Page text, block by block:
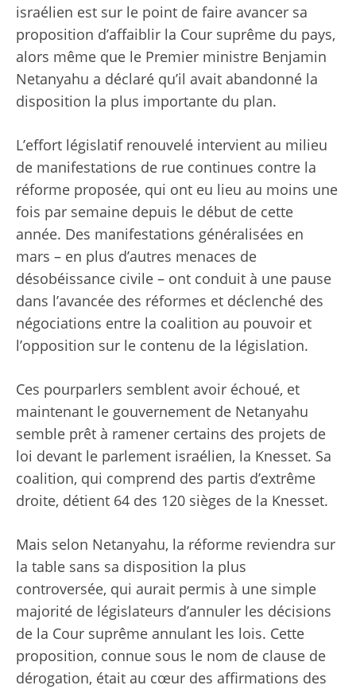
israélien est sur le point de faire avancer sa
proposition d’affaiblir la Cour suprême du pays,
alors même que le Premier ministre Benjamin
Netanyahu a déclaré qu’il avait abandonné la
disposition la plus importante du plan.
L’effort législatif renouvelé intervient au milieu
de manifestations de rue continues contre la
réforme proposée, qui ont eu lieu au moins une
fois par semaine depuis le début de cette
année. Des manifestations généralisées en
mars – en plus d’autres menaces de
désobéissance civile – ont conduit à une pause
dans l’avancée des réformes et déclenché des
négociations entre la coalition au pouvoir et
l’opposition sur le contenu de la législation.
Ces pourparlers semblent avoir échoué, et
maintenant le gouvernement de Netanyahu
semble prêt à ramener certains des projets de
loi devant le parlement israélien, la Knesset. Sa
coalition, qui comprend des partis d’extrême
droite, détient 64 des 120 sièges de la Knesset.
Mais selon Netanyahu, la réforme reviendra sur
la table sans sa disposition la plus
controversée, qui aurait permis à une simple
majorité de législateurs d’annuler les décisions
de la Cour suprême annulant les lois. Cette
proposition, connue sous le nom de clause de
dérogation, était au cœur des affirmations des